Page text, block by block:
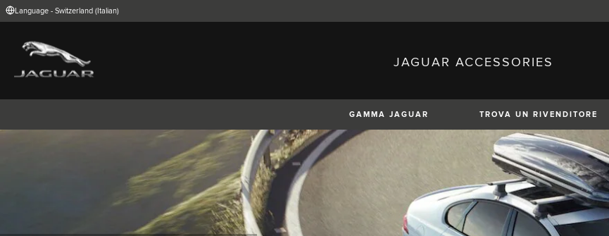
Language - Switzerland (Italian)
FIND YOUR COUNTRY
International (English)
China (Chinese)
Czech Republic (Czech) France (French)
Italy (Italian)
Mexico (Spanish)
Poland (Polish)
Portugal (Portuguese) Romania (Romania)
Switzerland (German) Switzerland (French)
USA (English)
JAGUAR ACCESSORIES
GAMMA JAGUAR TROVA UN RIVENDITORE
E-PACE F-PACE XE XF